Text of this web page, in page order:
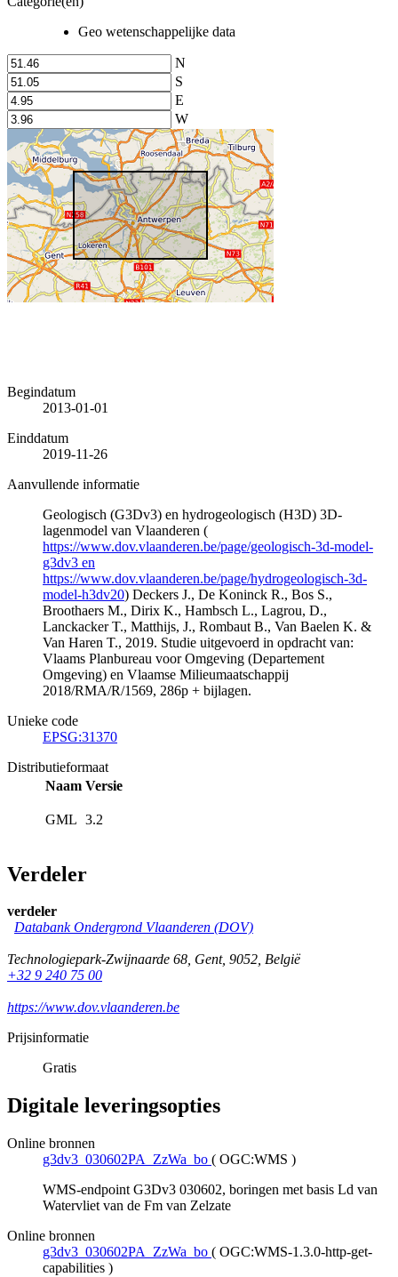
Geo wetenschappelijke data
N
S
E
W
Begindatum
2013-01-01
Einddatum
2019-11-26
Aanvullende informatie
Geologisch (G3Dv3) en hydrogeologisch (H3D) 3D-
lagenmodel van Vlaanderen (
https://www.dov.vlaanderen.be/page/geologisch-3d-model-
g3dv3 en
https://www.dov.vlaanderen.be/page/hydrogeologisch-3d-
model-h3dv20) Deckers J., De Koninck R., Bos S.,
Broothaers M., Dirix K., Hambsch L., Lagrou, D.,
Lanckacker T., Matthijs, J., Rombaut B., Van Baelen K. &
Van Haren T., 2019. Studie uitgevoerd in opdracht van:
Vlaams Planbureau voor Omgeving (Departement
Omgeving) en Vlaamse Milieumaatschappij
2018/RMA/R/1569, 286p + bijlagen.
Unieke code
EPSG:31370
Distributieformaat
Naam Versie
GML 3.2
Verdeler
verdeler
Databank Ondergrond Vlaanderen (DOV)
Technologiepark-Zwijnaarde 68, Gent, 9052, België
+32 9 240 75 00
https://www.dov.vlaanderen.be
Prijsinformatie
Gratis
Digitale leveringsopties
Online bronnen
g3dv3_030602PA_ZzWa_bo ( OGC:WMS )
WMS-endpoint G3Dv3 030602, boringen met basis Ld van
Watervliet van de Fm van Zelzate
Online bronnen
g3dv3_030602PA_ZzWa_bo ( OGC:WMS-1.3.0-http-get-
capabilities )